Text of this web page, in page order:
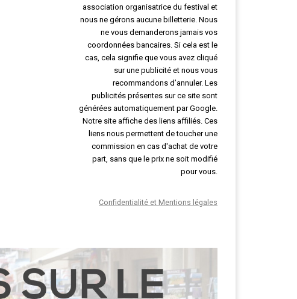
association organisatrice du festival et
nous ne gérons aucune billetterie. Nous
ne vous demanderons jamais vos
coordonnées bancaires. Si cela est le
cas, cela signifie que vous avez cliqué
sur une publicité et nous vous
recommandons d’annuler. Les
publicités présentes sur ce site sont
générées automatiquement par Google.
Notre site affiche des liens affiliés. Ces
liens nous permettent de toucher une
commission en cas d'achat de votre
part, sans que le prix ne soit modifié
pour vous.
Confidentialité et Mentions légales